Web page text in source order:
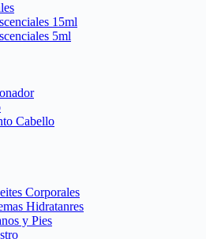
15ml
5ml
Cabello
Corporales
Hidratanres
y Pies